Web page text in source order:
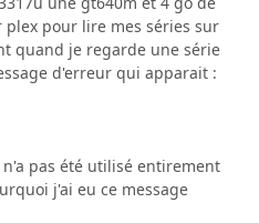
pour lire mes séries sur
quand je regarde une série
d'erreur qui apparait :
pas été utilisé entirement
j'ai eu ce message